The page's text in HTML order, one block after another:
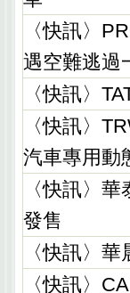
〈快訊〉
遇空難逃過
〈快訊〉
〈快訊〉
汽車專用動
〈快訊〉
發售
〈快訊〉
〈快訊〉